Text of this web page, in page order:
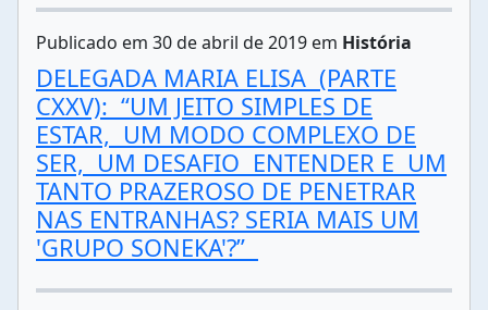
Publicado em 30 de abril de 2019 em História
DELEGADA MARIA ELISA (PARTE
CXXV): “UM JEITO SIMPLES DE
ESTAR, UM MODO COMPLEXO DE
SER, UM DESAFIO ENTENDER E UM
TANTO PRAZEROSO DE PENETRAR
NAS ENTRANHAS? SERIA MAIS UM
'GRUPO SONEKA'?”